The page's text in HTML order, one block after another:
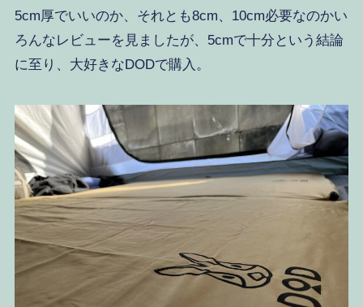
5cm厚でいいのか、それとも8cm、10cm必要なのかい
ろんなレビューを見ましたが、5cmで十分という結論
に至り、大好きなDODで購入。